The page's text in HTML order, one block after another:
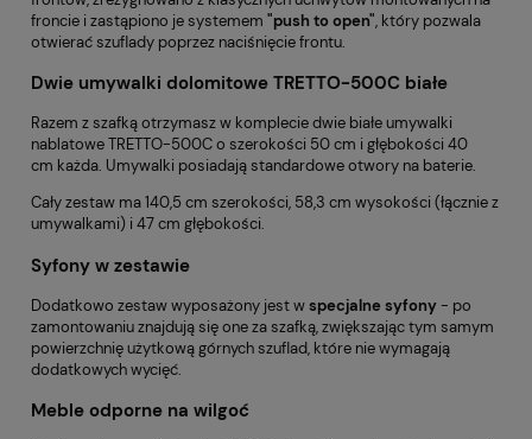
froncie i zastąpiono je systemem "push to open", który pozwala
otwierać szuflady poprzez naciśnięcie frontu.
Dwie umywalki dolomitowe TRETTO-500C białe
Razem z szafką otrzymasz w komplecie dwie białe umywalki
nablatowe TRETTO-500Co szerokości 50 cm i głębokości 40
cm każda. Umywalki posiadają standardowe otwory na baterie.
Cały zestaw ma 140,5 cm szerokości, 58,3 cm wysokości (łącznie z
umywalkami) i 47 cm głębokości.
Syfony w zestawie
Dodatkowo zestaw wyposażony jest wspecjalne syfony- po
zamontowaniu znajdują się one za szafką, zwiększając tym samym
powierzchnię użytkową górnych szuflad, które nie wymagają
dodatkowych wycięć.
Meble odporne na wilgoć